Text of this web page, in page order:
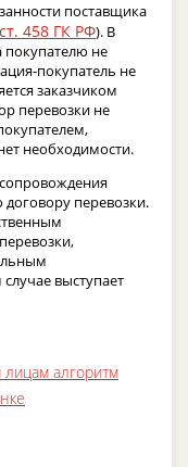
поставщика
458 ГК РФ). В
покупателю не
покупатель не
заказчиком
перевозки не
необходимости.
перевозки.
выступает
алгоритм